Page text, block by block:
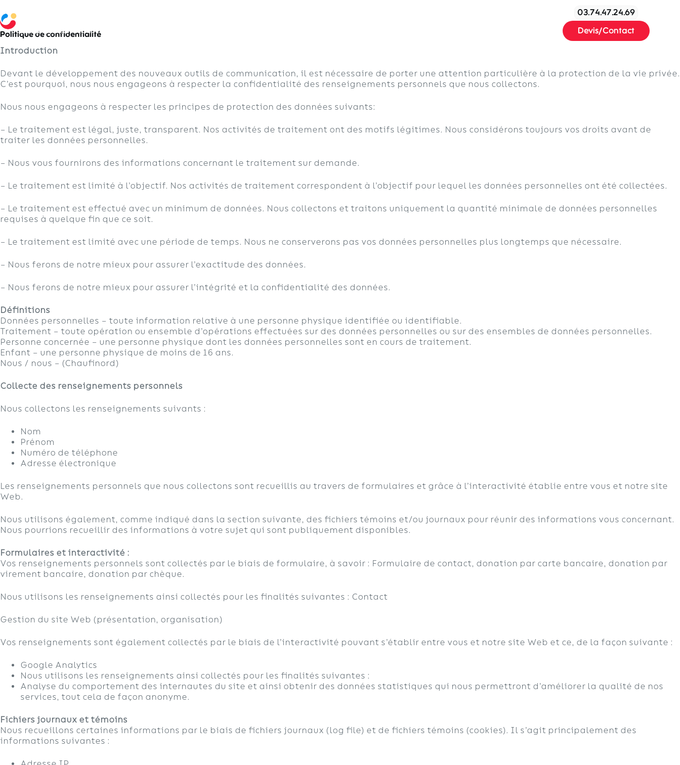
03.74.47.24.69
Devis/Contact
Politique de confidentialité
Introduction
Devant le développement des nouveaux outils de communication, il est nécessaire de porter une attention particulière à la protection de la vie privée.
C’est pourquoi, nous nous engageons à respecter la confidentialité des renseignements personnels que nous collectons.
Nous nous engageons à respecter les principes de protection des données suivants:
– Le traitement est légal, juste, transparent. Nos activités de traitement ont des motifs légitimes. Nous considérons toujours vos droits avant de
traiter les données personnelles.
– Nous vous fournirons des informations concernant le traitement sur demande.
– Le traitement est limité à l’objectif. Nos activités de traitement correspondent à l’objectif pour lequel les données personnelles ont été collectées.
– Le traitement est effectué avec un minimum de données. Nous collectons et traitons uniquement la quantité minimale de données personnelles
requises à quelque fin que ce soit.
– Le traitement est limité avec une période de temps. Nous ne conserverons pas vos données personnelles plus longtemps que nécessaire.
– Nous ferons de notre mieux pour assurer l’exactitude des données.
– Nous ferons de notre mieux pour assurer l’intégrité et la confidentialité des données.
Définitions
Données personnelles – toute information relative à une personne physique identifiée ou identifiable.
Traitement – toute opération ou ensemble d’opérations effectuées sur des données personnelles ou sur des ensembles de données personnelles.
Personne concernée – une personne physique dont les données personnelles sont en cours de traitement.
Enfant – une personne physique de moins de 16 ans.
Nous / nous – (Chaufinord)
Collecte des renseignements personnels
Nous collectons les renseignements suivants :
Nom
Prénom
Numéro de téléphone
Adresse électronique
Les renseignements personnels que nous collectons sont recueillis au travers de formulaires et grâce à l’interactivité établie entre vous et notre site
Web.
Nous utilisons également, comme indiqué dans la section suivante, des fichiers témoins et/ou journaux pour réunir des informations vous concernant.
Nous pourrions recueillir des informations à votre sujet qui sont publiquement disponibles.
Formulaires et interactivite ́ :
Vos renseignements personnels sont collectés par le biais de formulaire, à savoir : Formulaire de contact, donation par carte bancaire, donation par
virement bancaire, donation par chèque.
Nous utilisons les renseignements ainsi collectés pour les finalités suivantes : Contact
Gestion du site Web (présentation, organisation)
Vos renseignements sont également collectés par le biais de l’interactivité pouvant s’établir entre vous et notre site Web et ce, de la façon suivante :
Google Analytics
Nous utilisons les renseignements ainsi collectés pour les finalités suivantes :
Analyse du comportement des internautes du site et ainsi obtenir des données statistiques qui nous permettront d’améliorer la qualité de nos
services, tout cela de façon anonyme.
Fichiers journaux et témoins
Nous recueillons certaines informations par le biais de fichiers journaux (log file) et de fichiers témoins (cookies). Il s’agit principalement des
informations suivantes :